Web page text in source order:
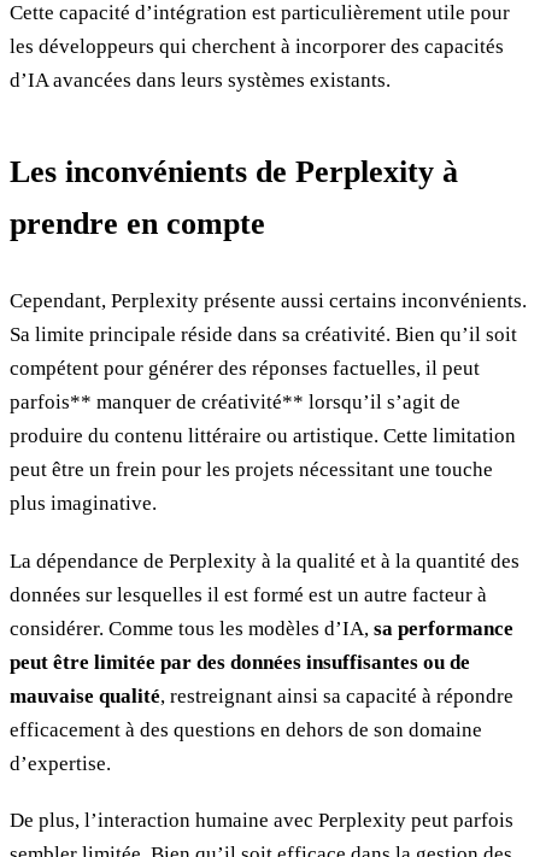
Cette capacité d’intégration est particulièrement utile pour
les développeurs qui cherchent à incorporer des capacités
d’IA avancées dans leurs systèmes existants.
Les inconvénients de Perplexity à
prendre en compte
Cependant, Perplexity présente aussi certains inconvénients.
Sa limite principale réside dans sa créativité. Bien qu’il soit
compétent pour générer des réponses factuelles, il peut
parfois** manquer de créativité** lorsqu’il s’agit de
produire du contenu littéraire ou artistique. Cette limitation
peut être un frein pour les projets nécessitant une touche
plus imaginative.
La dépendance de Perplexity à la qualité et à la quantité des
données sur lesquelles il est formé est un autre facteur à
considérer. Comme tous les modèles d’IA, sa performance
peut être limitée par des données insuffisantes ou de
mauvaise qualité, restreignant ainsi sa capacité à répondre
efficacement à des questions en dehors de son domaine
d’expertise.
De plus, l’interaction humaine avec Perplexity peut parfois